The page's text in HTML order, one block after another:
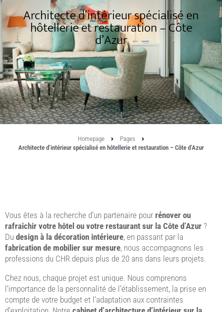
Architecte d’intérieur spécialisé en
hôtellerie et restauration – Côte
d’Azur
Homepage
Pages
Architecte d’intérieur spécialisé en hôtellerie et restauration – Côte d’Azur
Vous êtes à la recherche d’un partenaire pour rénover ou
rafraîchir votre hôtel ou votre restaurant sur la Côte d’Azur ?
Du design à la décoration intérieure, en passant par la
fabrication de mobilier sur mesure, nous accompagnons les
professions du CHR depuis plus de 20 ans dans leurs projets.
Chez nous, chaque projet est unique. Nous comprenons
l’importance de la personnalité de l’établissement, la prise en
compte de votre budget et l’adaptation aux contraintes